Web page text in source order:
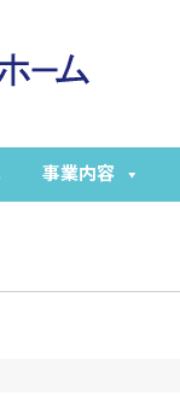
事業内容